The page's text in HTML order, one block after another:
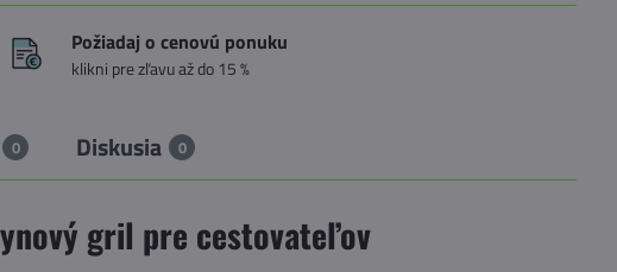
Požiadaj o cenovú ponuku
klikni pre zľavu až do 15 %
0 Diskusia 0
gril pre cestovateľov